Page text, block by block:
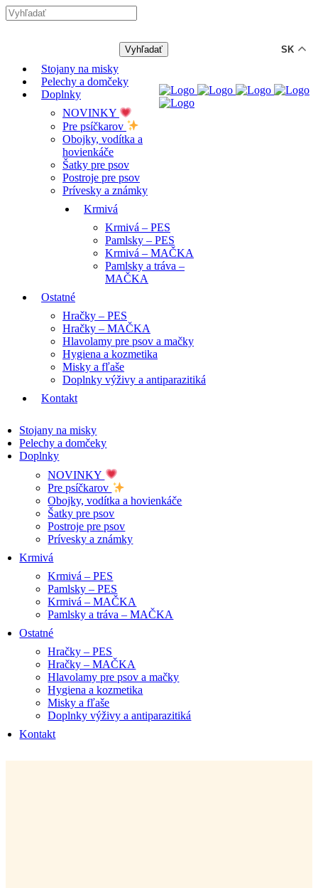
Stojany na misky
Pelechy a domčeky
Doplnky
NOVINKY
Pre psíčkarov
Obojky, vodítka a
hovienkáče
Šatky pre psov
Postroje pre psov
Prívesky a známky
Krmivá
Krmivá – PES
Pamlsky – PES
Krmivá – MAČKA
Pamlsky a tráva –
MAČKA
Ostatné
Hračky – PES
Hračky – MAČKA
Hlavolamy pre psov a mačky
Hygiena a kozmetika
Misky a fľaše
Doplnky výživy a antiparazitiká
Kontakt
Stojany na misky
Pelechy a domčeky
Doplnky
NOVINKY
Pre psíčkarov
Obojky, vodítka a hovienkáče
Šatky pre psov
Postroje pre psov
Prívesky a známky
Krmivá
Krmivá – PES
Pamlsky – PES
Krmivá – MAČKA
Pamlsky a tráva – MAČKA
Ostatné
Hračky – PES
Hračky – MAČKA
Hlavolamy pre psov a mačky
Hygiena a kozmetika
Misky a fľaše
Doplnky výživy a antiparazitiká
Kontakt
SK
-12% ZĽAVA s kódom "LETO12"